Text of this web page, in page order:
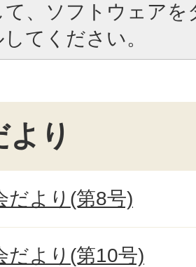
て、ソフトウェア
てください。
り
だより(第8号)
だより(第10号)